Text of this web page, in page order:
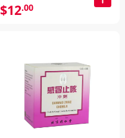
$12.00